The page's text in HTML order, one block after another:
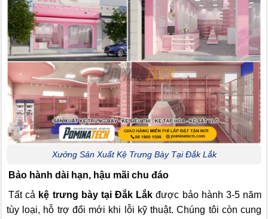
Xưởng Sản Xuất Kệ Trưng Bày Tại Đắk Lắk
Bảo hành dài hạn, hậu mãi chu đáo
Tất cả kệ trưng bày tại Đắk Lắk được bảo hành 3-5 năm
tùy loại, hỗ trợ đổi mới khi lỗi kỹ thuật. Chúng tôi còn cung